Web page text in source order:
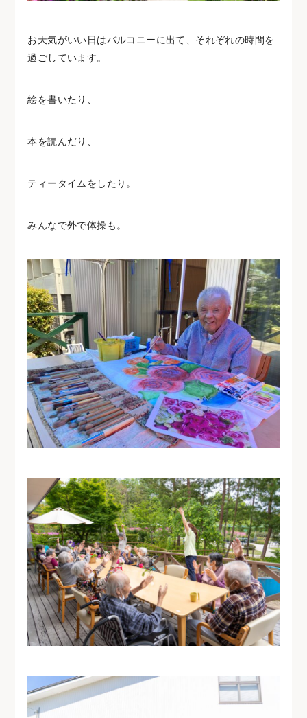
お天気がいい日はバルコニーに出て、それぞれの時間を
過ごしています。
絵を書いたり、
本を読んだり、
ティータイムをしたり。
みんなで外で体操も。